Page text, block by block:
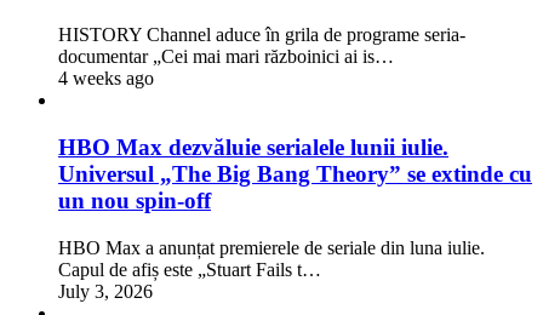
HISTORY Channel aduce în grila de programe seria-
documentar „Cei mai mari războinici ai is…
4 weeks ago
HBO Max dezvăluie serialele lunii iulie.
Universul „The Big Bang Theory” se extinde cu
un nou spin-off
HBO Max a anunțat premierele de seriale din luna iulie.
Capul de afiș este „Stuart Fails t…
July 3, 2026